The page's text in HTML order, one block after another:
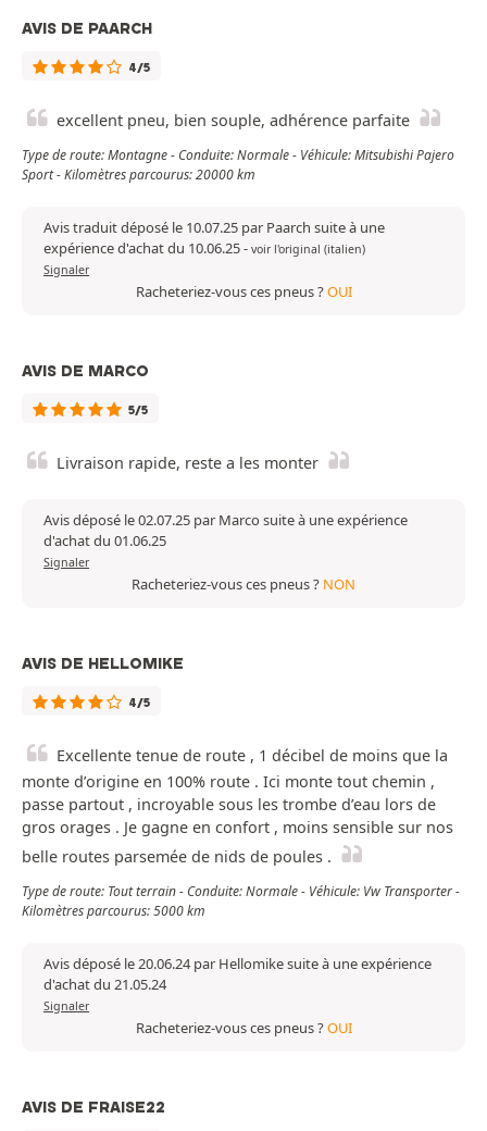
AVIS DE PAARCH
4/5
excellent pneu, bien souple, adhérence parfaite
Type de route: Montagne - Conduite: Normale - Véhicule: Mitsubishi Pajero
Sport - Kilomètres parcourus: 20000 km
Avis traduit déposé le 10.07.25 par Paarch suite à une
expérience d'achat du 10.06.25- voir l'original (italien)
Signaler
Racheteriez-vous ces pneus ?OUI
AVIS DE MARCO
5/5
Livraison rapide, reste a les monter
Avis déposé le 02.07.25 par Marco suite à une expérience
d'achat du 01.06.25
Signaler
Racheteriez-vous ces pneus ? NON
AVIS DE HELLOMIKE
4/5
Excellente tenue de route , 1 décibel de moins que la
monte d’origine en 100% route . Ici monte tout chemin ,
passe partout , incroyable sous les trombe d’eau lors de
gros orages . Je gagne en confort , moins sensible sur nos
belle routes parsemée de nids de poules .
Type de route: Tout terrain - Conduite: Normale - Véhicule: Vw Transporter -
Kilomètres parcourus: 5000 km
Avis déposé le 20.06.24 par Hellomike suite à une expérience
d'achat du 21.05.24
Signaler
Racheteriez-vous ces pneus ?OUI
AVIS DE FRAISE22